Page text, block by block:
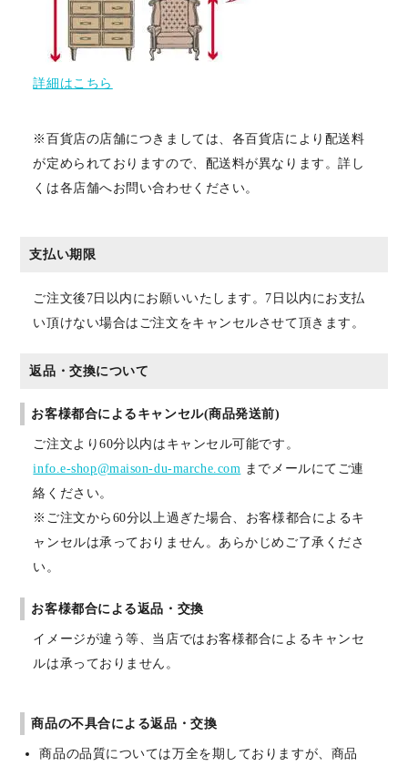
詳細はこちら
※百貨店の店舗につきましては、各百貨店により配送料
が定められておりますので、配送料が異なります。詳し
くは各店舗へお問い合わせください。
支払い期限
ご注文後7日以内にお願いいたします。7日以内にお支払
い頂けない場合はご注文をキャンセルさせて頂きます。
返品・交換について
お客様都合によるキャンセル(商品発送前)
ご注文より60分以内はキャンセル可能です。
info.e-shop@maison-du-marche.com までメールにてご連
絡ください。
※ご注文から60分以上過ぎた場合、お客様都合によるキ
ャンセルは承っておりません。あらかじめご了承くださ
い。
お客様都合による返品・交換
イメージが違う等、当店ではお客様都合によるキャンセ
ルは承っておりません。
商品の不具合による返品・交換
商品の品質については万全を期しておりますが、商品